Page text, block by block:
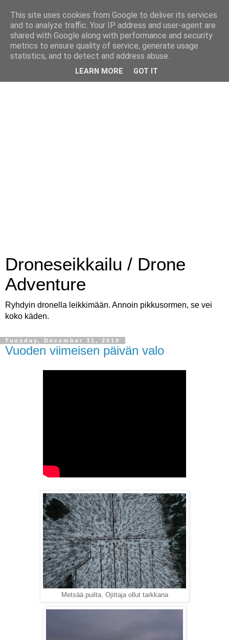
Droneseikkailu / Drone
Adventure
Ryhdyin dronella leikkimään. Annoin pikkusormen, se vei
koko käden.
Tuesday, December 31, 2019
Vuoden viimeisen päivän valo
Metsää puilta. Ojittaja ollut tarkkana
This site uses cookies from Google to deliver its services
and to analyze traffic. Your IP address and user-agent are
shared with Google along with performance and security
metrics to ensure quality of service, generate usage
statistics, and to detect and address abuse.
LEARN MORE GOT IT